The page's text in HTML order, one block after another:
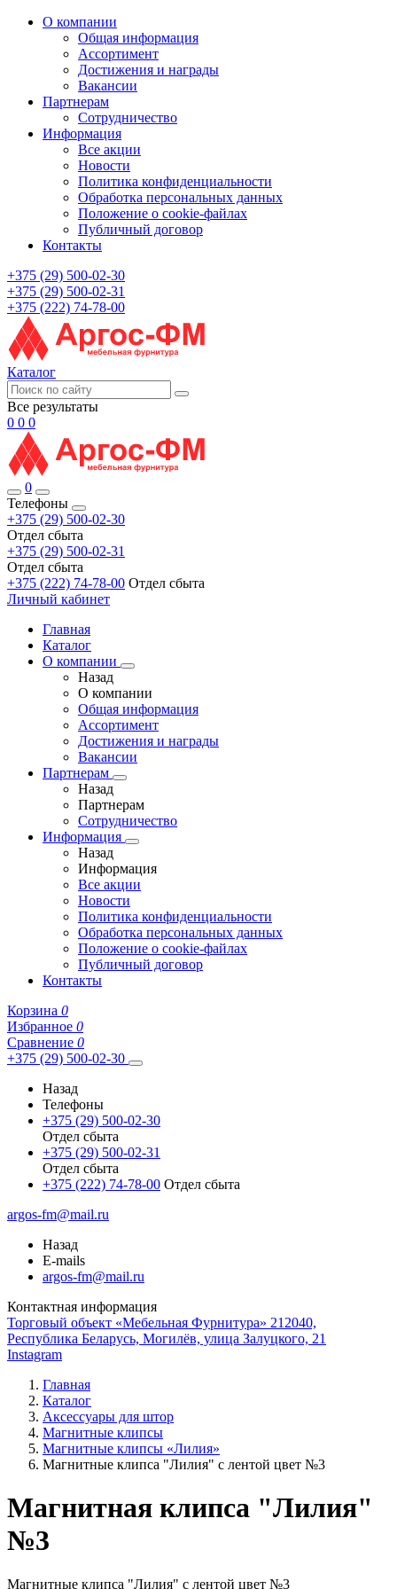
О компании
Общая информация
Ассортимент
Достижения и награды
Вакансии
Партнерам
Сотрудничество
Информация
Все акции
Новости
Политика конфиденциальности
Обработка персональных данных
Положение о cookie-файлах
Публичный договор
Контакты
+375 (29) 500-02-30
+375 (29) 500-02-31
+375 (222) 74-78-00
Каталог
Все результаты
0 0 0
0
Телефоны
+375 (29) 500-02-30
Отдел сбыта
+375 (29) 500-02-31
Отдел сбыта
+375 (222) 74-78-00 Отдел сбыта
Личный кабинет
Главная
Каталог
О компании
Назад
О компании
Общая информация
Ассортимент
Достижения и награды
Вакансии
Партнерам
Назад
Партнерам
Сотрудничество
Информация
Назад
Информация
Все акции
Новости
Политика конфиденциальности
Обработка персональных данных
Положение о cookie-файлах
Публичный договор
Контакты
Корзина 0
Избранное 0
Сравнение 0
+375 (29) 500-02-30
Назад
Телефоны
+375 (29) 500-02-30
Отдел сбыта
+375 (29) 500-02-31
Отдел сбыта
+375 (222) 74-78-00 Отдел сбыта
argos-fm@mail.ru
Назад
E-mails
argos-fm@mail.ru
Контактная информация
Торговый объект «Мебельная Фурнитура» 212040,
Республика Беларусь, Могилёв, улица Залуцкого, 21
Instagram
Главная
Каталог
Аксессуары для штор
Магнитные клипсы
Магнитные клипсы «Лилия»
Магнитные клипса "Лилия" с лентой цвет №3
Магнитная клипса "Лилия"
№3
Магнитные клипса "Лилия" с лентой цвет №3